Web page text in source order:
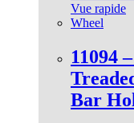
Vue rapide
Wheel
11094
Bar